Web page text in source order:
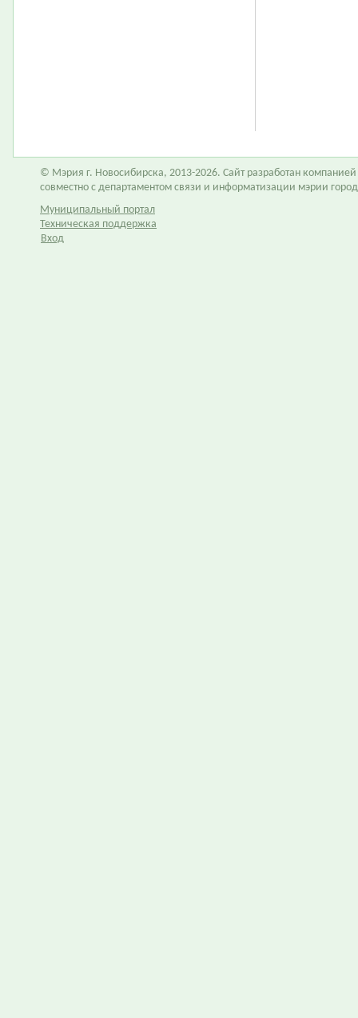
© Мэрия г. Новосибирска, 2013-2026. Сайт разработан компанией
совместно с департаментом связи и информатизации мэрии
Муниципальный портал
Техническая поддержка
Вход